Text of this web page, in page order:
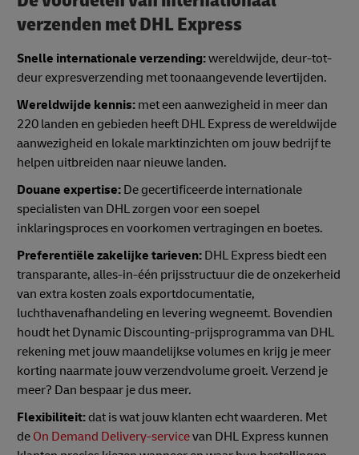
verzenden met DHL Express
Snelle internationale verzending:wereldwijde, deur-tot-
deur expresverzending met toonaangevende levertijden.
Wereldwijde kennis: met een aanwezigheid in meer dan
220 landen en gebieden heeft DHL Express de wereldwijde
aanwezigheid en lokale marktinzichten om jouw bedrijf te
helpen uitbreiden naar nieuwe landen.
Douane expertise: De gecertificeerde internationale
specialisten van DHL zorgen voor een soepel
inklaringsproces en voorkomen vertragingen en boetes.
Preferentiële zakelijke tarieven: DHL Express biedt een
transparante, alles-in-één prijsstructuur die de onzekerheid
van extra kosten zoals exportdocumentatie,
luchthavenafhandeling en levering wegneemt. Bovendien
houdt het Dynamic Discounting-prijsprogramma van DHL
rekening met jouw maandelijkse volumes en krijg je meer
korting naarmate jouw verzendvolume groeit. Verzend je
meer? Dan bespaar je dus meer.
Flexibiliteit: dat is wat jouw klanten echt waarderen. Met
de On Demand Delivery-servicevan DHL Express kunnen